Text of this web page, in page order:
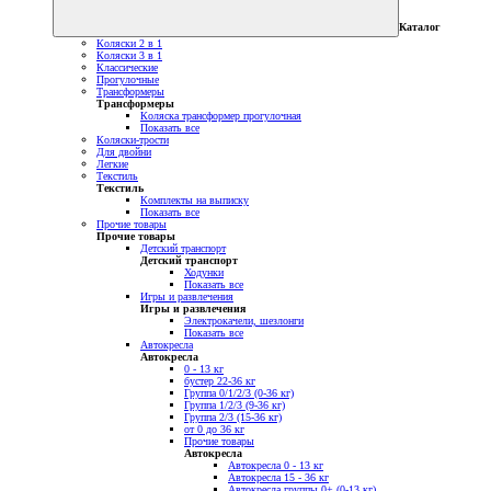
Каталог
Коляски 2 в 1
Коляски 3 в 1
Классические
Прогулочные
Трансформеры
Трансформеры
Коляска трансформер прогулочная
Показать все
Коляски-трости
Для двойни
Легкие
Текстиль
Текстиль
Комплекты на выписку
Показать все
Прочие товары
Прочие товары
Детский транспорт
Детский транспорт
Ходунки
Показать все
Игры и развлечения
Игры и развлечения
Электрокачели, шезлонги
Показать все
Автокресла
Автокресла
0 - 13 кг
бустер 22-36 кг
Группа 0/1/2/3 (0-36 кг)
Группа 1/2/3 (9-36 кг)
Группа 2/3 (15-36 кг)
от 0 до 36 кг
Прочие товары
Автокресла
Автокресла 0 - 13 кг
Автокресла 15 - 36 кг